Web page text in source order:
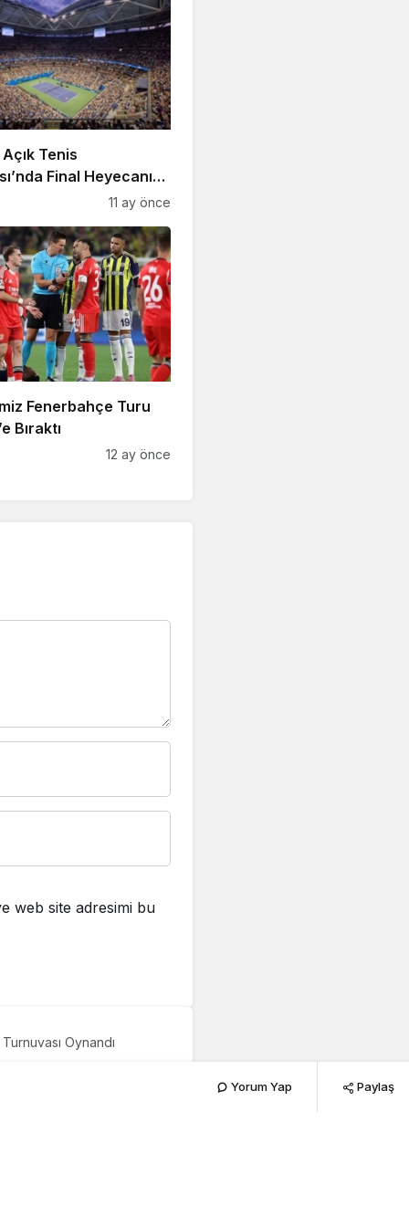
Tenis
Final Heyecanı
11 ay önce
Fenerbahçe Turu
Bıraktı
12 ay önce
web site adresimi bu
Oynandı
Yorum Yap Paylaş